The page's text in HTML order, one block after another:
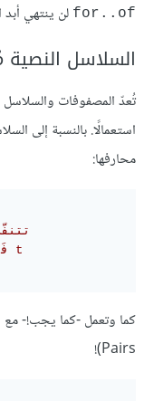
for..of لن ينتهي أبد
السلاسل النصية
تُعدّ المصفوفات والسلاسل
استعمالًا. بالنسبة إلى
محارفها:
//
// ‫t فَ‍ e فَ‍ s فَ‍ t
Pairs)!